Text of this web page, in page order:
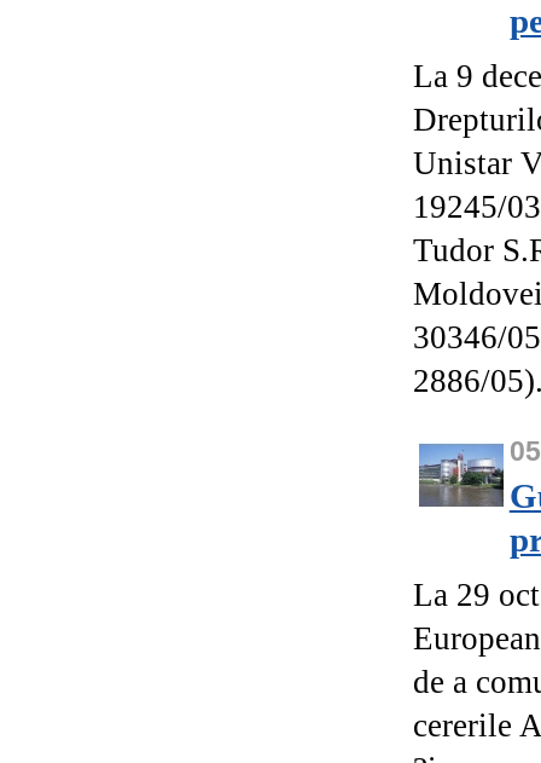
La 9
Unistar
19245/
Tudor
30346/
2886/
La 29
de a
cererile